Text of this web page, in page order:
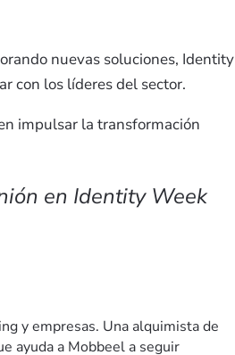
nuevas soluciones, Identity
con los líderes del sector.
impulsar la transformación
en Identity Week
y empresas. Una alquimista de
ayuda a Mobbeel a seguir